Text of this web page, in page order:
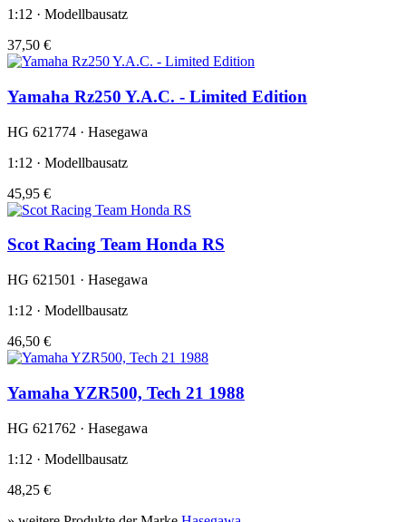
1:12 · Modellbausatz
37,50 €
Yamaha Rz250 Y.A.C. - Limited Edition
HG 621774 · Hasegawa
1:12 · Modellbausatz
45,95 €
Scot Racing Team Honda RS
HG 621501 · Hasegawa
1:12 · Modellbausatz
46,50 €
Yamaha YZR500, Tech 21 1988
HG 621762 · Hasegawa
1:12 · Modellbausatz
48,25 €